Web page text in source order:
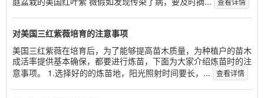
对美国三红紫薇培育的注意事项
美国三红紫薇在培育后，为了能够提高苗木质量，为种植户的苗木
成活率提供基本确保，都要进行炼苗，下面为大家介绍炼苗时的注
意事项。 1.选择好的的炼苗地，阳光照射时间要长，...
查看详情